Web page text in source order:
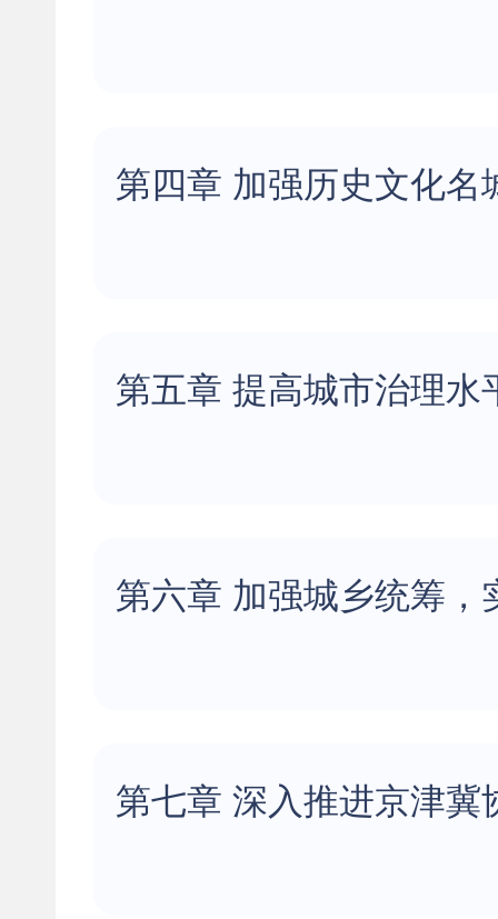
第五章 提高城市治理水
第六章 加强城乡统筹，
第七章 深入推进京津